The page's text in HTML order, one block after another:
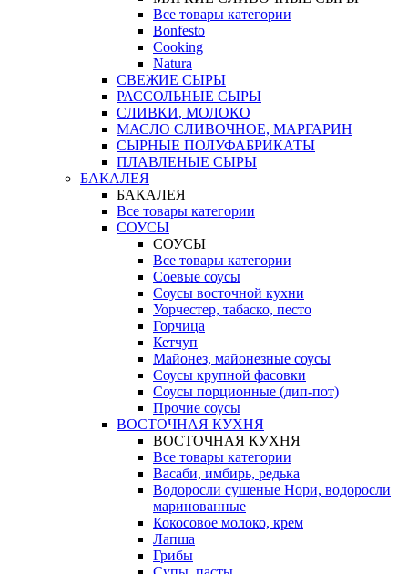
Все товары категории
Bonfesto
Cooking
Natura
СВЕЖИЕ СЫРЫ
РАССОЛЬНЫЕ СЫРЫ
СЛИВКИ, МОЛОКО
МАСЛО СЛИВОЧНОЕ, МАРГАРИН
СЫРНЫЕ ПОЛУФАБРИКАТЫ
ПЛАВЛЕНЫЕ СЫРЫ
БАКАЛЕЯ
БАКАЛЕЯ
Все товары категории
СОУСЫ
СОУСЫ
Все товары категории
Соевые соусы
Соусы восточной кухни
Уорчестер, табаско, песто
Горчица
Кетчуп
Майонез, майонезные соусы
Соусы крупной фасовки
Соусы порционные (дип-пот)
Прочие соусы
ВОСТОЧНАЯ КУХНЯ
ВОСТОЧНАЯ КУХНЯ
Все товары категории
Васаби, имбирь, редька
Водоросли сушеные Нори, водоросли
маринованные
Кокосовое молоко, крем
Лапша
Грибы